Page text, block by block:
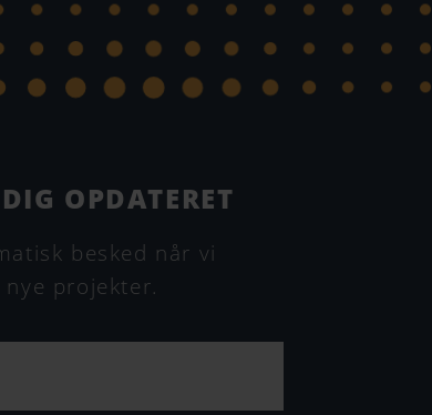
OPDATERET
besked når vi
nye projekter.